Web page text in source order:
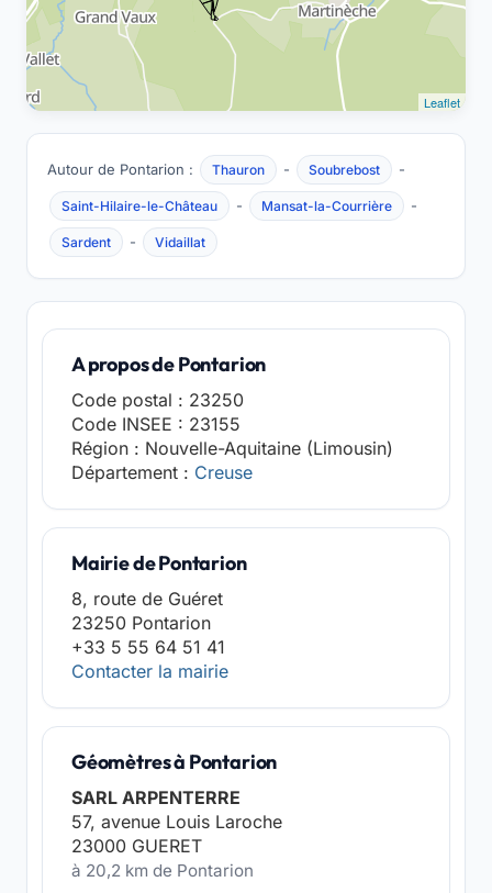
Leaflet
Autour de Pontarion : Thauron - Soubrebost -
Saint-Hilaire-le-Château - Mansat-la-Courrière -
Sardent - Vidaillat
A propos de Pontarion
Code postal : 23250
Code INSEE : 23155
Région : Nouvelle-Aquitaine (Limousin)
Département : Creuse
Mairie de Pontarion
8, route de Guéret
23250 Pontarion
+33 5 55 64 51 41
Contacter la mairie
Géomètres à Pontarion
SARL ARPENTERRE
57, avenue Louis Laroche
23000 GUERET
à 20,2 km de Pontarion